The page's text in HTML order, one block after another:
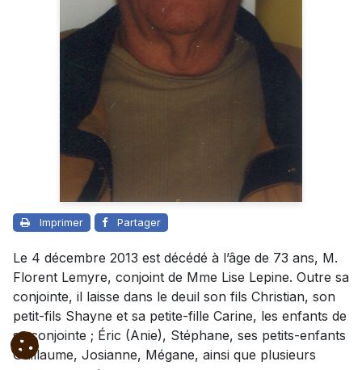
Imprimer Partager
Le 4 décembre 2013 est décédé à l’âge de 73 ans, M.
Florent Lemyre, conjoint de Mme Lise Lepine. Outre sa
conjointe, il laisse dans le deuil son fils Christian, son
petit-fils Shayne et sa petite-fille Carine, les enfants de
sa conjointe ; Éric (Anie), Stéphane, ses petits-enfants
Guillaume, Josianne, Mégane, ainsi que plusieurs